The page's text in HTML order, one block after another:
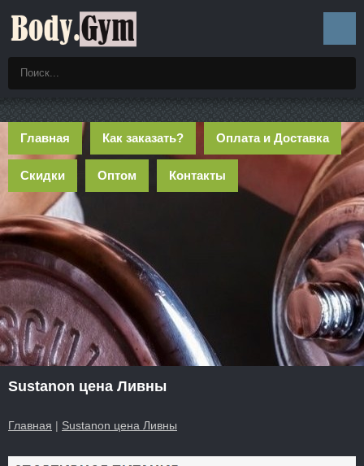
Главная Как заказать? Оплата и Доставка
Скидки Оптом Контакты
Sustanon цена Ливны
Главная | Sustanon цена Ливны